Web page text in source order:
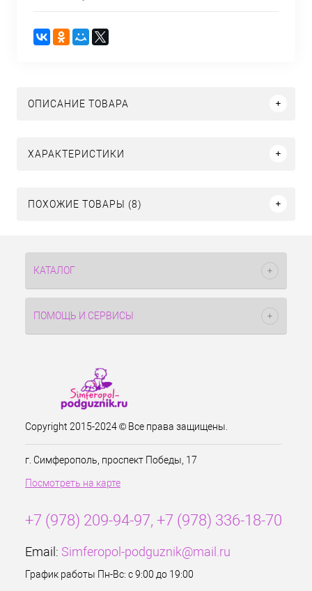
ОПИСАНИЕ ТОВАРА
ХАРАКТЕРИСТИКИ
ПОХОЖИЕ ТОВАРЫ (8)
КАТАЛОГ
ПОМОЩЬ И СЕРВИСЫ
Copyright 2015-2024 © Все права защищены.
г. Симферополь, проспект Победы, 17
Посмотреть на карте
+7 (978) 209-94-97, +7 (978) 336-18-70
Email: Simferopol-podguznik@mail.ru
График работы Пн-Вс: с 9:00 до 19:00